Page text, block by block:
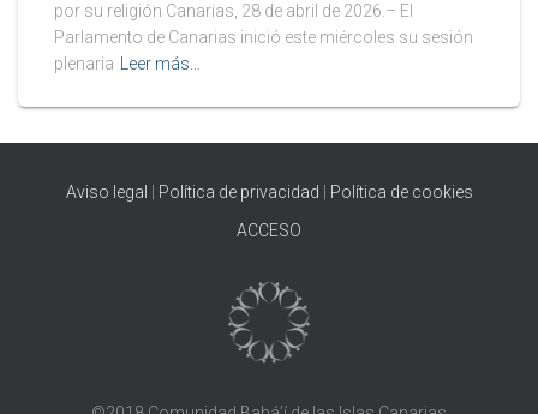
por su religión Canarias, 28 de abril de 2026.– El
Parlamento de Canarias inició este miércoles su sesión
plenaria
Leer más…
Aviso legal Política de privacidad
Política de cookies
ACCESO